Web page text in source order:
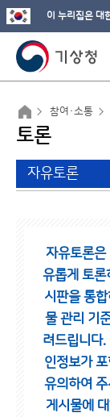
이 누리집은 대
참여·소통
토론
자유토론
자유토론은
유롭게 토론
시판을 통
물 관리 기
려드립니다.
인정보가
유의하여
게시물에